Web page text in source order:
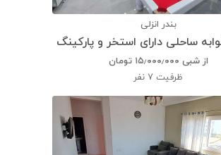
بندر انزلی
از شبی ۱۵٫۰۰۰٫۰۰۰ تومان
ظرفیت 7 نفر